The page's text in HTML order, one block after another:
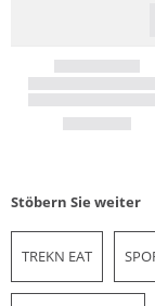
Stöbern Sie weiter
TREKN EAT